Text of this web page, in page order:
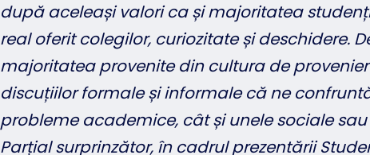
după aceleași valori ca și majoritatea
real oferit colegilor, curiozitate și deschidere.
majoritatea provenite din cultura de
discuțiilor formale și informale că ne
probleme academice, cât și unele sociale
Parțial surprinzător, în cadrul prezentării